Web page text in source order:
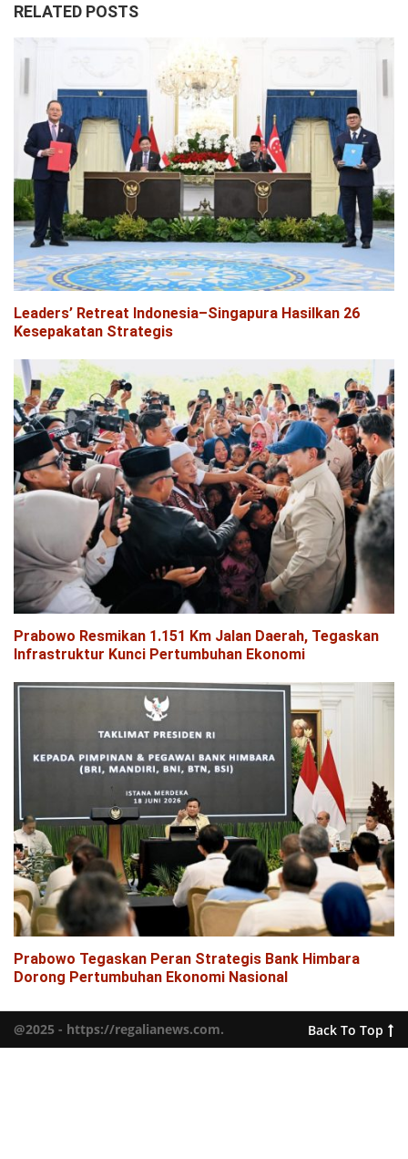
RELATED POSTS
Leaders’ Retreat Indonesia–Singapura Hasilkan 26
Kesepakatan Strategis
Prabowo Resmikan 1.151 Km Jalan Daerah, Tegaskan
Infrastruktur Kunci Pertumbuhan Ekonomi
Prabowo Tegaskan Peran Strategis Bank Himbara
Dorong Pertumbuhan Ekonomi Nasional
@2025 - https://regalianews.com. Back To Top